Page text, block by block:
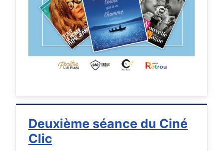
Deuxième séance du Ciné
Clic